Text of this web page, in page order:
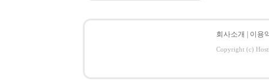
회사소개 이용
Copyright (c)